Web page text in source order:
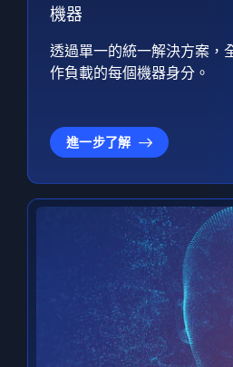
機器
透過單一的統一解決方案，
作負載的每個機器身分。
進一步了解